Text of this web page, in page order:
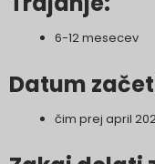
6-12 mesecev
Datum
čim prej april